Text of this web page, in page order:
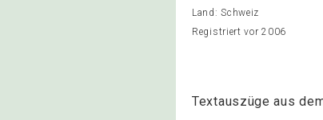
Land: Schweiz
Registriert vor 2006
Textauszüge aus